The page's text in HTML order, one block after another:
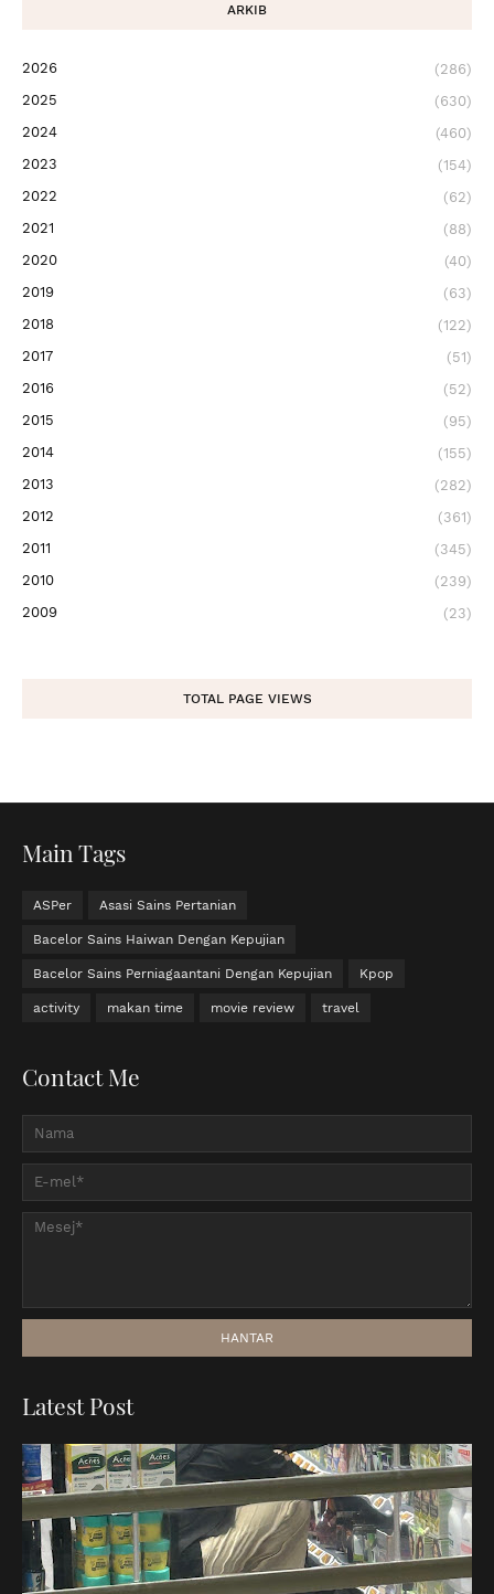
ARKIB
2026
(286)
2025
(630)
2024
(460)
2023
(154)
2022
(62)
2021
(88)
2020
(40)
2019
(63)
2018
(122)
2017
(51)
2016
(52)
2015
(95)
2014
(155)
2013
(282)
2012
(361)
2011
(345)
2010
(239)
2009
(23)
TOTAL PAGE VIEWS
Main Tags
ASPer Asasi Sains Pertanian
Bacelor Sains Haiwan Dengan Kepujian
Bacelor Sains Perniagaantani Dengan Kepujian Kpop
activity makan time movie review travel
Contact Me
Latest Post